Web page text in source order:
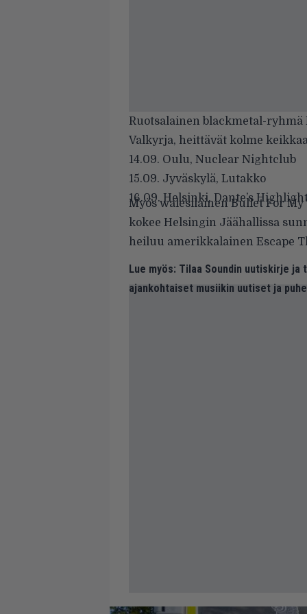
Ruotsalainen blackmetal-ryhmä
Valkyrja, heittävät kolme
14.09. Oulu, Nuclear Nightclub
15.09. Jyväskylä, Lutakko
16.09. Helsinki, Dante’s
Myös walesilainenBullet For My
kokee Helsingin Jäähallissa
heiluu amerikkalainen Escape
Lue myös: Tilaa Soundin uutiskirje ja
ajankohtaiset musiikin uutiset ja